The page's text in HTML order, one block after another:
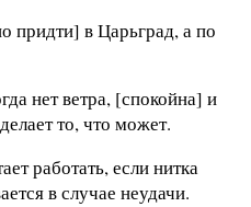
придти] в Царьград, а по
нет ветра, [спокойна] и
то, что может.
работать, если нитка
в случае неудачи.